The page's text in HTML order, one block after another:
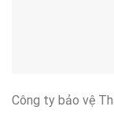
Công ty bảo vệ